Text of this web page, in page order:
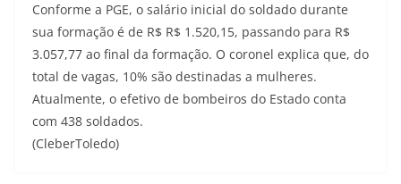
Conforme a PGE, o salário inicial do soldado durante
sua formação é de R$ R$ 1.520,15, passando para R$
3.057,77 ao final da formação. O coronel explica que, do
total de vagas, 10% são destinadas a mulheres.
Atualmente, o efetivo de bombeiros do Estado conta
com 438 soldados.
(CleberToledo)